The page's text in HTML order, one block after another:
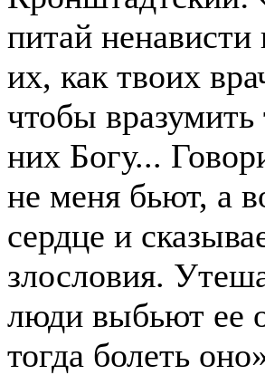
питай
их, как твоих
чтобы
них Богу...
не меня бьют, а
сердце и
злословия.
люди выбьют ее
тогда болеть